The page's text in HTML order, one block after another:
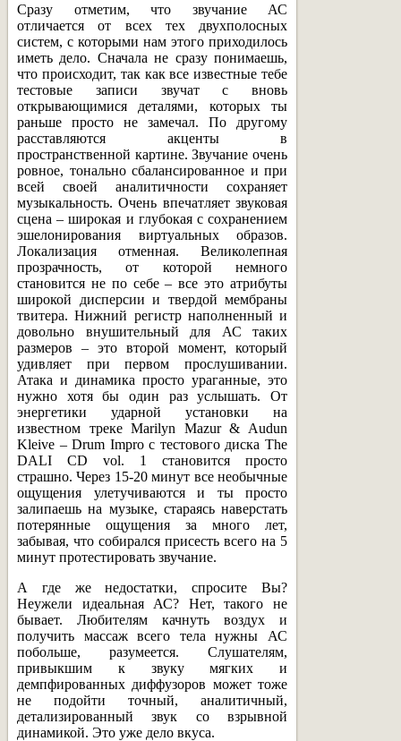
Сразу отметим, что звучание АС
отличается от всех тех двухполосных
систем, с которыми нам этого приходилось
иметь дело. Сначала не сразу понимаешь,
что происходит, так как все известные тебе
тестовые записи звучат с вновь
открывающимися деталями, которых ты
раньше просто не замечал. По другому
расставляются акценты в
пространственной картине. Звучание очень
ровное, тонально сбалансированное и при
всей своей аналитичности сохраняет
музыкальность. Очень впечатляет звуковая
сцена – широкая и глубокая с сохранением
эшелонирования виртуальных образов.
Локализация отменная. Великолепная
прозрачность, от которой немного
становится не по себе – все это атрибуты
широкой дисперсии и твердой мембраны
твитера. Нижний регистр наполненный и
довольно внушительный для АС таких
размеров – это второй момент, который
удивляет при первом прослушивании.
Атака и динамика просто ураганные, это
нужно хотя бы один раз услышать. От
энергетики ударной установки на
известном треке Marilyn Mazur & Audun
Kleive – Drum Impro с тестового диска The
DALI CD vol. 1 становится просто
страшно. Через 15-20 минут все необычные
ощущения улетучиваются и ты просто
залипаешь на музыке, стараясь наверстать
потерянные ощущения за много лет,
забывая, что собирался присесть всего на 5
минут протестировать звучание.
А где же недостатки, спросите Вы?
Неужели идеальная АС? Нет, такого не
бывает. Любителям качнуть воздух и
получить массаж всего тела нужны АС
побольше, разумеется. Слушателям,
привыкшим к звуку мягких и
демпфированных диффузоров может тоже
не подойти точный, аналитичный,
детализированный звук со взрывной
динамикой. Это уже дело вкуса.